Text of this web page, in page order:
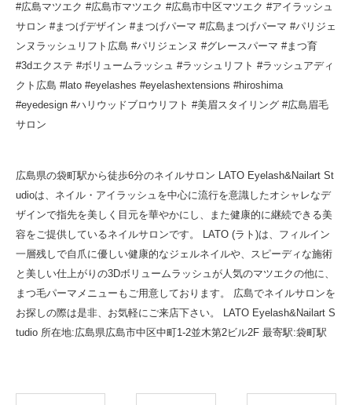
#広島マツエク #広島市マツエク #広島市中区マツエク #アイラッシュ
サロン #まつげデザイン #まつげパーマ #広島まつげパーマ #パリジェ
ンヌラッシュリフト広島 #パリジェンヌ #グレースパーマ #まつ育
#3dエクステ #ボリュームラッシュ #ラッシュリフト #ラッシュアディ
クト広島 #lato #eyelashes #eyelashextensions #hiroshima
#eyedesign #ハリウッドブロウリフト #美眉スタイリング #広島眉毛
サロン
広島県の袋町駅から徒歩6分のネイルサロン LATO Eyelash&Nailart St
udioは、ネイル・アイラッシュを中心に流行を意識したオシャレなデ
ザインで指先を美しく目元を華やかにし、また健康的に継続できる美
容をご提供しているネイルサロンです。 LATO (ラト)は、フィルイン
一層残しで自爪に優しい健康的なジェルネイルや、スピーディな施術
と美しい仕上がりの3Dボリュームラッシュが人気のマツエクの他に、
まつ毛パーマメニューもご用意しております。 広島でネイルサロンを
お探しの際は是非、お気軽にご来店下さい。 LATO Eyelash&Nailart S
tudio 所在地:広島県広島市中区中町1-2並木第2ビル2F 最寄駅:袋町駅